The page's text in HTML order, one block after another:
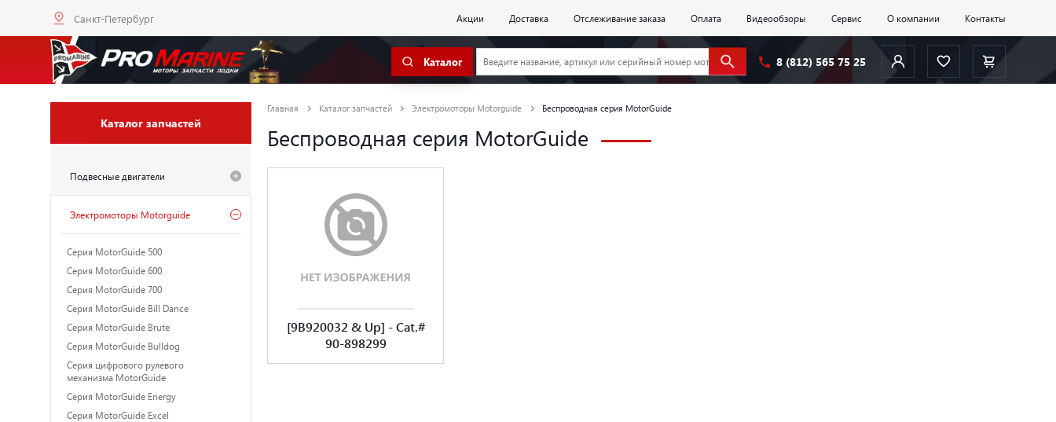
Санкт-Петербург Акции Доставка Отслеживание заказа Оплата Видеообзоры Сервис О компании Контакты
Каталог 8 (812) 565 75 25
Каталог запчастей
Подвесные двигатели
Электромоторы Motorguide
Серия MotorGuide 500
Серия MotorGuide 600
Серия MotorGuide 700
Серия MotorGuide Bill Dance
Серия MotorGuide Brute
Серия MotorGuide Bulldog
Серия цифрового рулевого
механизма MotorGuide
Серия MotorGuide Energy
Серия MotorGuide Excel
Главная Каталог запчастей Электромоторы Motorguide Беспроводная серия MotorGuide
Беспроводная серия MotorGuide
[9B920032 & Up] - Cat.#
90-898299